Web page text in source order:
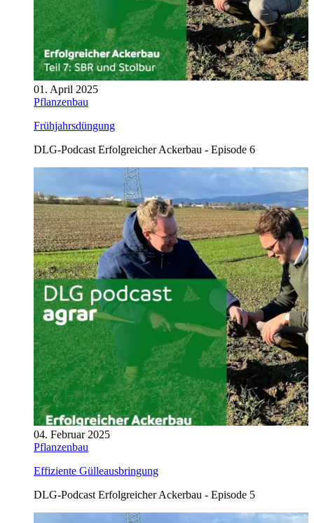
01. April 2025
Pflanzenbau
Frühjahrsdüngung
DLG-Podcast Erfolgreicher Ackerbau - Episode 6
04. Februar 2025
Pflanzenbau
Effiziente Gülleausbringung
DLG-Podcast Erfolgreicher Ackerbau - Episode 5